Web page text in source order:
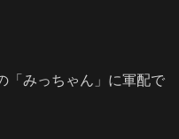
「みっちゃん」に軍配で